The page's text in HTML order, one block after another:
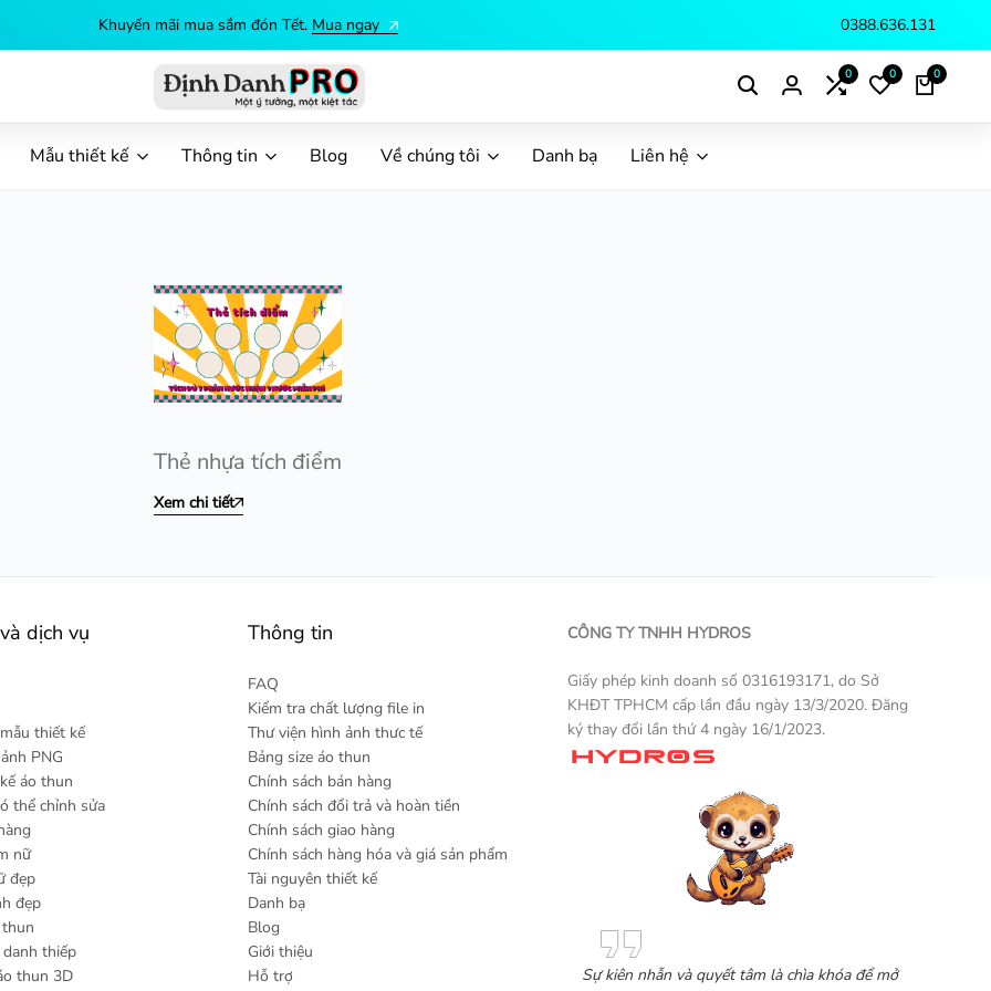
Khuyến mãi mua sắm đón Tết. Mua ngay 0388.636.131
Danh
vụ
0 0 0
Mẫu thiết kế Thông tin Blog Về chúng tôi Danh bạ Liên hệ
Thẻ nhựa tích điểm
Xem chi tiết
dịch vụ
thiết kế
PNG
áo thun
thể chỉnh sửa
nữ
đẹp
đẹp
thiếp
thun 3D
Thông tin
FAQ
Kiểm tra chất lượng file in
Thư viện hình ảnh thưc tế
Bảng size áo thun
Chính sách bán hàng
Chính sách đổi trả và hoàn tiền
Chính sách giao hàng
Chính sách hàng hóa và giá sản phẩm
Tài nguyên thiết kế
Danh bạ
Blog
Giới thiệu
Hỗ trợ
CÔNG TY TNHH HYDROS
Giấy phép kinh doanh số 0316193171, do Sở
KHĐT TPHCM cấp lần đầu ngày 13/3/2020. Đăng
ký thay đổi lần thứ 4 ngày 16/1/2023.
Sự kiên nhẫn và quyết tâm là chìa khóa để mở